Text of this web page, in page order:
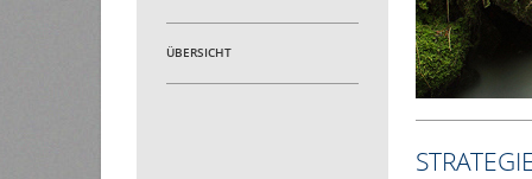
ÜBERSICHT